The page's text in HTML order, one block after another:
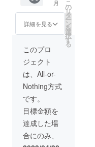
＝＝＝
＝＝＝
＝＝
場合は
生地の
生産期
為、お
月以降
になる
事が見
込まれ
下記オ
プショ
ンを2着
分お選
び下さ
ト生産
※生地の
在庫数
リター
ンが最
速のお
届けと
なりま
す ※本
切れた
後にリ
ターン
が追加
110,000
円
→88,00
0円 + 送
料1,500
円 ・税
込み、
送料込
み価格
・カ
グレ
イ、ブ
ラック
・7月〜
8月発送
月
詳細を見る
こ
の
リ
タ
ー
ン
を
選
択
す
る
このプロ
ジェクト
は、All-or-
Nothing方式
です。
目標金額を
達成した場
合にのみ、